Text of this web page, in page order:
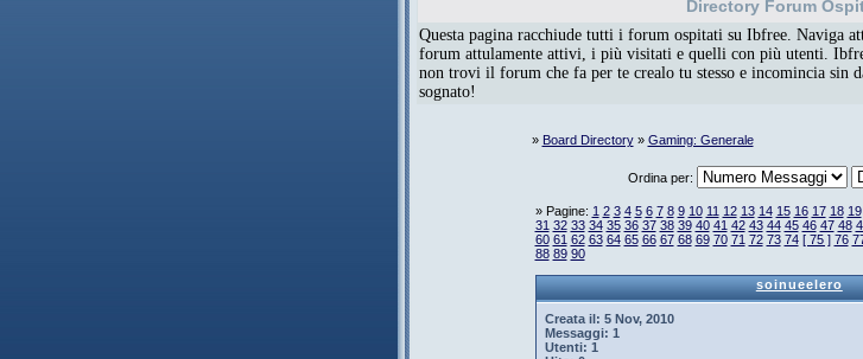
Directory Forum
Questa pagina racchiude tutti i forum ospitati su Ibfree. Naviga
forum attulamente attivi, i più visitati e quelli con più utenti.
non trovi il forum che fa per te crealo tu stesso e incomincia sin
sognato!
» Board Directory» Gaming: Generale
Ordina per:
» Pagine: 1 2 3 4 5 6 7 8 9 10 11 12 13 14 15 16 17 18 19
31 32 33 34 35 36 37 38 39 40 41 42 43 44 45 46 47 48
60 61 62 63 64 65 66 67 68 69 70 71 72 73 74 [ 75 ] 76
88 89 90
soinueelero
Creata il: 5 Nov, 2010
Messaggi: 1
Utenti: 1